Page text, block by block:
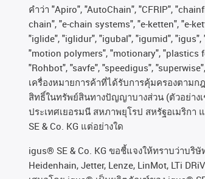
คําว่า "Apiro", "AutoChain", "CFRIP",
chain", "e-chain systems", "e-ketten", "e-
"iglide", "iglidur", "igubal", "igumid",
"motion polymers", "motionary", "plastics
"Rohbot", "savfe", "speedigus",
เครื่องหมายการค้าที่ได้รับการคุ้มครองตามก
สิทธิ์ในทรัพย์สินทางปัญญาบางส่วน (ตัวอย่าง
ประเทศเยอรมนี สหภาพยุโรป สหรัฐอเมริกา
SE & Co. KG แต่อย่างใด
igus® SE & Co. KG ขอชี้แจงให้ทราบว่าบริษั
Heidenhain, Jetter, Lenze, LinMot, LTi